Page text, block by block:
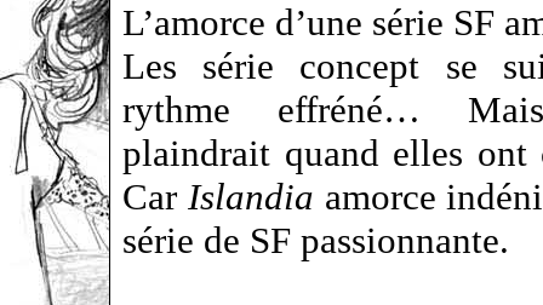
L’amorce d’une série SF
Les série concept se
rythme effréné…
plaindrait quand elles ont
Car Islandia amorce
série de SF passionnante.